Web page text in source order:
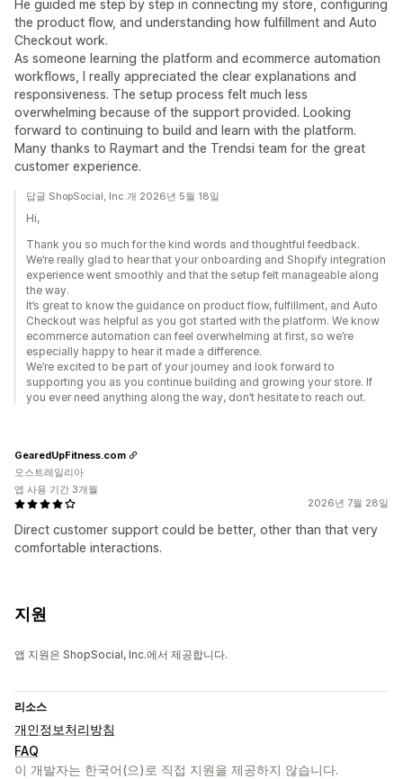
He guided me step by step in connecting my store, configuring
the product flow, and understanding how fulfillment and Auto
Checkout work.
As someone learning the platform and ecommerce automation
workflows, I really appreciated the clear explanations and
responsiveness. The setup process felt much less
overwhelming because of the support provided. Looking
forward to continuing to build and learn with the platform.
Many thanks to Raymart and the Trendsi team for the great
customer experience.
답글 ShopSocial, Inc.개 2026년 5월 18일
Hi,
Thank you so much for the kind words and thoughtful feedback.
We’re really glad to hear that your onboarding and Shopify integration
experience went smoothly and that the setup felt manageable along
the way.
It’s great to know the guidance on product flow, fulfillment, and Auto
Checkout was helpful as you got started with the platform. We know
ecommerce automation can feel overwhelming at first, so we’re
especially happy to hear it made a difference.
We’re excited to be part of your journey and look forward to
supporting you as you continue building and growing your store. If
you ever need anything along the way, don’t hesitate to reach out.
2026년 7월 28일
Direct customer support could be better, other than that very
comfortable interactions.
GearedUpFitness.com
오스트레일리아
앱 사용 기간 3개월
지원
앱 지원은 ShopSocial, Inc.에서 제공합니다.
리소스
개인정보처리방침
FAQ
이 개발자는 한국어(으)로 직접 지원을 제공하지 않습니다.